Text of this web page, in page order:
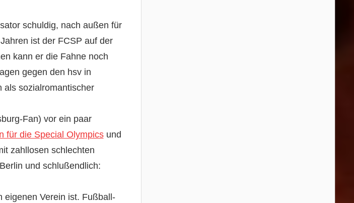
schuldig, nach außen für
ist der FCSP auf der
kann er die Fahne noch
gegen den hsv in
als sozialromantischer
Fan) vor ein paar
für die Special Olympicsund
zahllosen schlechten
und schlußendlich:
eigenen Verein ist. Fußball-